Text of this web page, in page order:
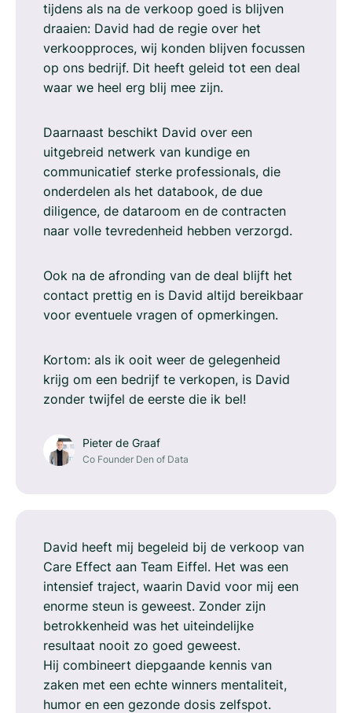
tijdens als na de verkoop goed is blijven
draaien: David had de regie over het
verkoopproces, wij konden blijven focussen
op ons bedrijf. Dit heeft geleid tot een deal
waar we heel erg blij mee zijn.
Daarnaast beschikt David over een
uitgebreid netwerk van kundige en
communicatief sterke professionals, die
onderdelen als het databook, de due
diligence, de dataroom en de contracten
naar volle tevredenheid hebben verzorgd.
Ook na de afronding van de deal blijft het
contact prettig en is David altijd bereikbaar
voor eventuele vragen of opmerkingen.
Kortom: als ik ooit weer de gelegenheid
krijg om een bedrijf te verkopen, is David
zonder twijfel de eerste die ik bel!
Pieter de Graaf
Co Founder Den of Data
David heeft mij begeleid bij de verkoop van
Care Effect aan Team Eiffel. Het was een
intensief traject, waarin David voor mij een
enorme steun is geweest. Zonder zijn
betrokkenheid was het uiteindelijke
resultaat nooit zo goed geweest.
Hij combineert diepgaande kennis van
zaken met een echte winners mentaliteit,
humor en een gezonde dosis zelfspot.